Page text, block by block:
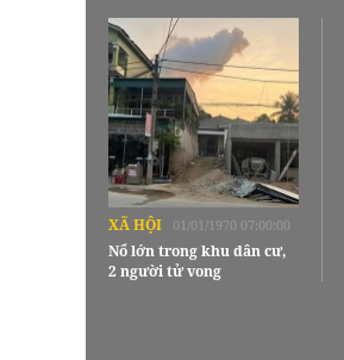
XÃ HỘI 01/01/1970 07:00:00
Nổ lớn trong khu dân cư,
2 người tử vong